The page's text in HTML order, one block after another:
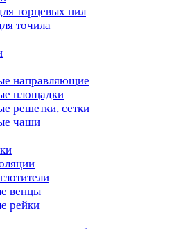
торцевых пил
точила
направляющие
площадки
решетки, сетки
чаши
венцы
рейки